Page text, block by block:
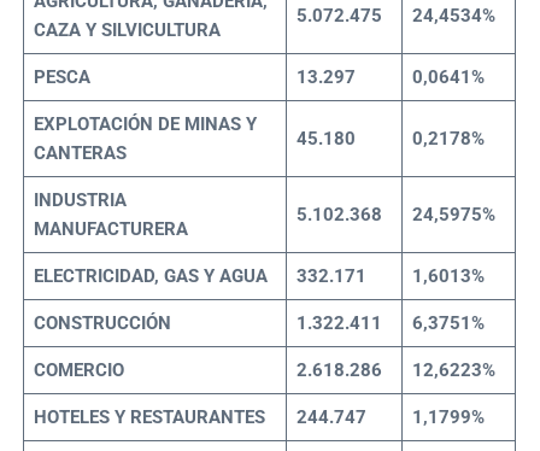
CAZA Y SILVICULTURA
5.072.475 24,4534%
PESCA 13.297 0,0641%
EXPLOTACIÓN DE MINAS Y
CANTERAS
45.180 0,2178%
INDUSTRIA
MANUFACTURERA
5.102.368 24,5975%
ELECTRICIDAD, GAS Y AGUA 332.171 1,6013%
CONSTRUCCIÓN 1.322.411 6,3751%
COMERCIO 2.618.286 12,6223%
HOTELES Y RESTAURANTES 244.747 1,1799%